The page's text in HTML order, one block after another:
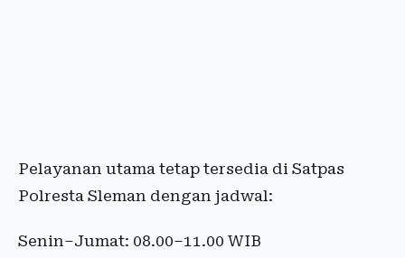
Pelayanan utama tetap tersedia di Satpas
Polresta Sleman dengan jadwal:
Senin–Jumat: 08.00–11.00 WIB